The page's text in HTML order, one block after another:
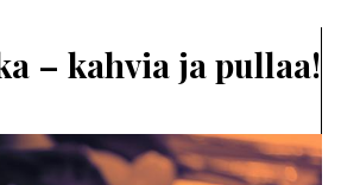
– kahvia ja pullaa!